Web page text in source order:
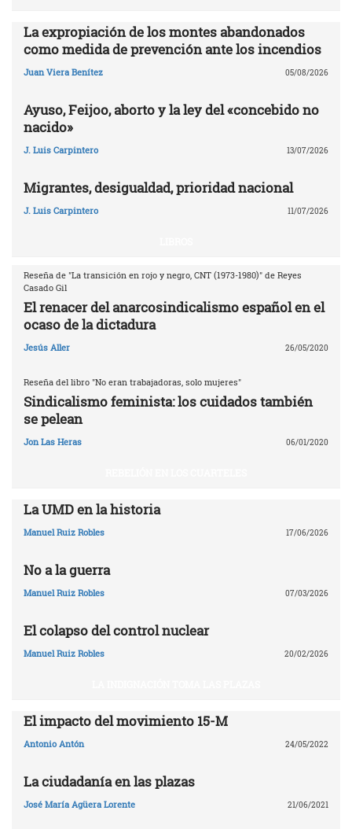
La expropiación de los montes abandonados
como medida de prevención ante los incendios
Juan Viera Benítez 05/08/2026
Ayuso, Feijoo, aborto y la ley del «concebido no
nacido»
J. Luis Carpintero 13/07/2026
Migrantes, desigualdad, prioridad nacional
J. Luis Carpintero 11/07/2026
Reseña de "La transición en rojo y negro, CNT (1973-1980)" de Reyes
Casado Gil
El renacer del anarcosindicalismo español en el
ocaso de la dictadura
Jesús Aller 26/05/2020
Reseña del libro "No eran trabajadoras, solo mujeres"
Sindicalismo feminista: los cuidados también
se pelean
Jon Las Heras 06/01/2020
La UMD en la historia
Manuel Ruiz Robles 17/06/2026
No a la guerra
Manuel Ruiz Robles 07/03/2026
El colapso del control nuclear
Manuel Ruiz Robles 20/02/2026
El impacto del movimiento 15-M
Antonio Antón 24/05/2022
La ciudadanía en las plazas
José María Agüera Lorente 21/06/2021